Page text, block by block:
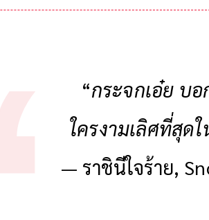
“กระจกเอ๋ย บอ
ใครงามเลิศที่สุด
— ราชินีใจร้าย,